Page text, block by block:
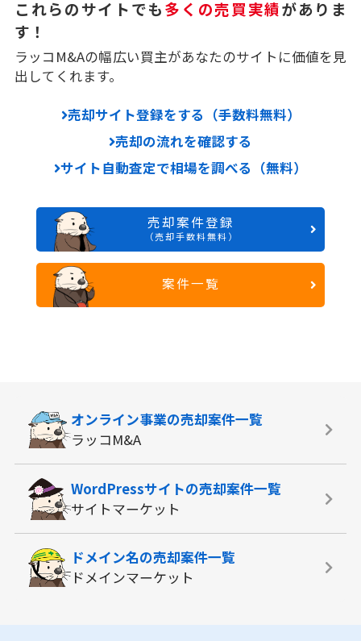
これらのサイトでも多くの売買実績がありま
す！
ラッコM&Aの幅広い買主があなたのサイトに価値を見
出してくれます。
売却サイト登録をする（手数料無料）
売却の流れを確認する
サイト自動査定で相場を調べる（無料）
売却案件登録
（売却手数料無料）
案件一覧
オンライン事業の売却案件一覧
ラッコM&A
WordPressサイトの売却案件一覧
サイトマーケット
ドメイン名の売却案件一覧
ドメインマーケット